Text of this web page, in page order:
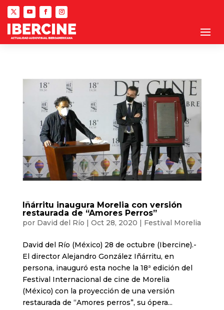
Iñárritu inaugura Morelia con versión
restaurada de “Amores Perros”
por David del Río | Oct 28, 2020 | Festival Morelia
David del Río (México) 28 de octubre (Ibercine).-
El director Alejandro González Iñárritu, en
persona, inauguró esta noche la 18ª edición del
Festival Internacional de cine de Morelia
(México) con la proyección de una versión
restaurada de “Amores perros”, su ópera...